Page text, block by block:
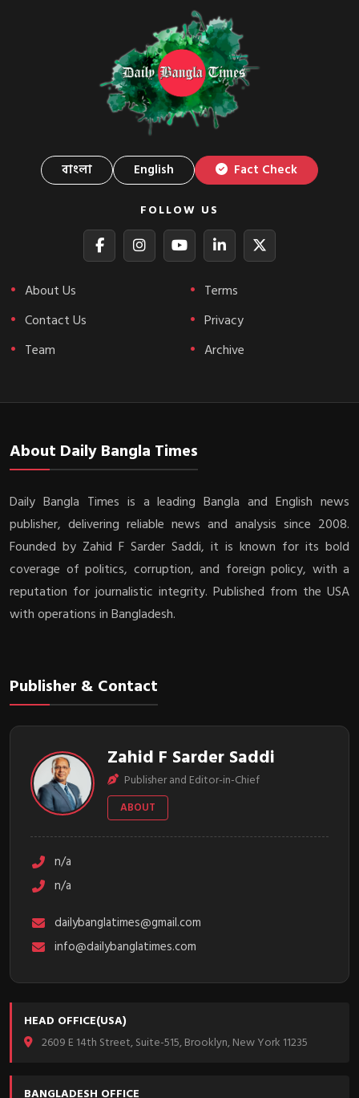
বাংলা English Fact Check
FOLLOW US
About Us
Contact Us
Team
Terms
Privacy
Archive
About Daily Bangla Times
Daily Bangla Times is a leading Bangla and English news
publisher, delivering reliable news and analysis since 2008.
Founded by Zahid F Sarder Saddi, it is known for its bold
coverage of politics, corruption, and foreign policy, with a
reputation for journalistic integrity. Published from the USA
with operations in Bangladesh.
Publisher & Contact
Zahid F Sarder Saddi
Publisher and Editor-in-Chief
ABOUT
n/a
n/a
dailybanglatimes@gmail.com
info@dailybanglatimes.com
HEAD OFFICE(USA)
2609 E 14th Street, Suite-515, Brooklyn, New York 11235
BANGLADESH OFFICE